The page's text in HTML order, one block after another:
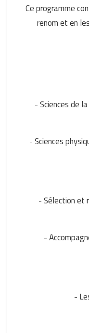
Ce programme
renom et en
- Sciences de
- Sciences
- Sélection et
-
-